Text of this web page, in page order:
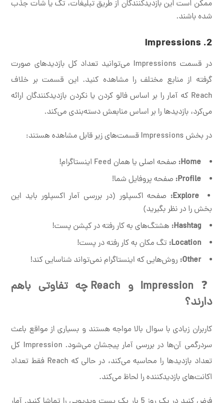
ممکن است این بازدیدکنندگان از طریق تبلیغات، تگ یا شات جذب
شده باشند.
2. Impressions
در قسمت Impressions می‌توانید تعداد کل بازدیدهای صورت
گرفته از منابع مختلف را مشاهده کنید. این قسمت بر خلاف
Reach که آمار را بر اساس فالو کردن یا نکردن بازدیدکنندگان ارائه
می‌کرد، بازدیدها را بر اساس منابعش دسته‌بندی می‌کند.
در بخش Impressions قسمت‌های زیر قابل مشاهده هستند:
Home: صفحه اصلی یا همان Feed اینستاگرام!
Profile: صفحه پروفایل شما!
Explore: صفحه اکسپلور (در بررسی آمار اکسپلور باید این
بخش را در نظر بگیرید)
Hashtag: هشتگ‌های به کار رفته در کپشن پست!
Location: تگ مکان به کار رفته در پست!
Other: روش‌هایی که اینستاگرام نمی‌تواند شناسایی کند!
❓
Impression و Reach چه تفاوتی باهم
دارند؟
کاربران زیادی با سوال بالا مواجه هستند و بسیاری از مواقع باعث
سردرگمی آن‌ها در بررسی آمار پیجشان می‌شود. Impression کل
تعداد بازدیدها را محاسبه می‌کند، در حالی که Reach فقط تعداد
اکانت‌های بازدیدکننده را لحاظ می‌کند.